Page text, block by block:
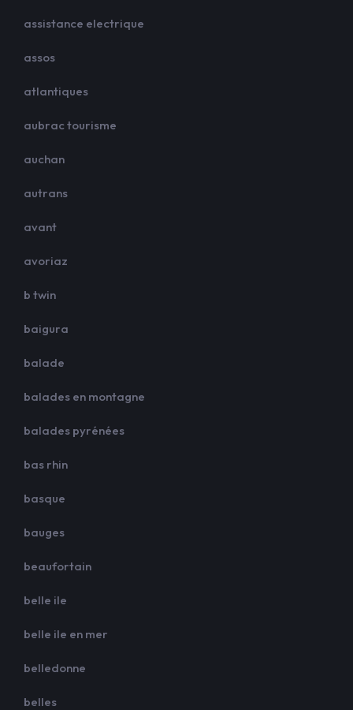
assistance electrique
assos
atlantiques
aubrac tourisme
auchan
autrans
avant
avoriaz
b twin
baigura
balade
balades en montagne
balades pyrénées
bas rhin
basque
bauges
beaufortain
belle ile
belle ile en mer
belledonne
belles